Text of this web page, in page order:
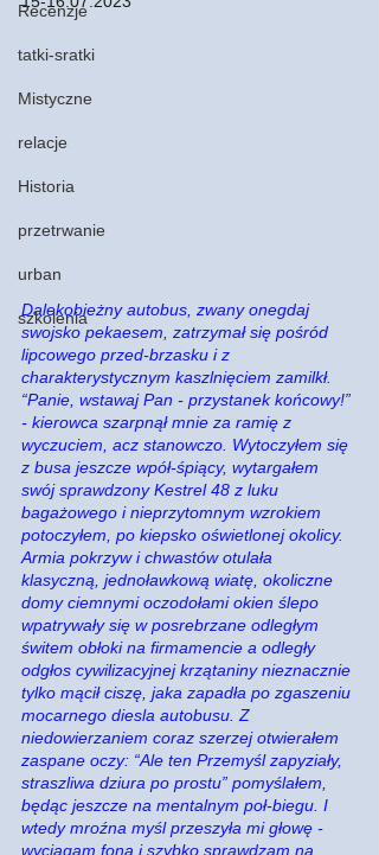
Recenzje
tatki-sratki
Mistyczne
relacje
Historia
przetrwanie
urban
szkolenia
Dalekobieżny autobus, zwany onegdaj
swojsko pekaesem, zatrzymał się pośród
lipcowego przed-brzasku i z
charakterystycznym kaszlnięciem zamilkł.
“Panie, wstawaj Pan - przystanek końcowy!”
- kierowca szarpnął mnie za ramię z
wyczuciem, acz stanowczo. Wytoczyłem się
z busa jeszcze wpół-śpiący, wytargałem
swój sprawdzony Kestrel 48 z luku
bagażowego i nieprzytomnym wzrokiem
potoczyłem, po kiepsko oświetlonej okolicy.
Armia pokrzyw i chwastów otulała
klasyczną, jednoławkową wiatę, okoliczne
domy ciemnymi oczodołami okien ślepo
wpatrywały się w posrebrzane odległym
świtem obłoki na firmamencie a odległy
odgłos cywilizacyjnej krzątaniny nieznacznie
tylko mącił ciszę, jaka zapadła po zgaszeniu
mocarnego diesla autobusu. Z
niedowierzaniem coraz szerzej otwierałem
zaspane oczy: “Ale ten Przemyśl zapyziały,
straszliwa dziura po prostu” pomyślałem,
będąc jeszcze na mentalnym poł-biegu. I
wtedy mroźna myśl przeszyła mi głowę -
wyciągam fona i szybko sprawdzam na